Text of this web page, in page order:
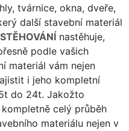
tvárnice, okna, dveře,
další stavební materiál
nastěhuje,
podle vašich
materiál vám nejen
i jeho kompletní
do 24t. Jakožto
celý průběh
materiálu nejen v